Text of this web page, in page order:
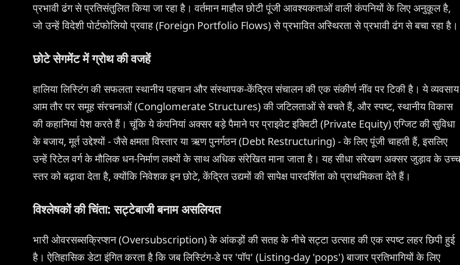
प्रभावी ढंग से प्रतिसंतुलित किया जा रहा है। वर्तमान माहौल छोटी पूंजी आवश्यकताओं वाली कंपनियों के लिए अनुकूल है,
जो उन्हें विदेशी पोर्टफोलियो प्रवाह (Foreign Portfolio Flows) से प्रभावित अस्थिरता से प्रभावी ढंग से बचा रहा है।
छोटे सेगमेंट में ग्रोथ की वजहें
हालिया लिस्टिंग की सफलता स्थानीय पहचान और संस्थापक-केंद्रित संचालन की एक संकीर्ण नींव पर टिकी है। ये व्यवसाय
आम तौर पर समूह संरचनाओं (Conglomerate Structures) की जटिलताओं से बचते हैं, और स्पष्ट, स्थानीय विकास
की कहानियां पेश करते हैं। चूंकि ये कंपनियां अक्सर बड़े पैमाने पर प्राइवेट इक्विटी (Private Equity) एग्जिट की सुविधा
के बजाय, मूर्त उद्देश्यों - जैसे क्षमता विस्तार या ऋण पुनर्गठन (Debt Restructuring) - के लिए पूंजी चाहती हैं, इसलिए
उन्हें रिटेल वर्ग के मौलिक धन-निर्माण लक्ष्यों के साथ अधिक संरेखित माना जाता है। यह सीधा संरेखण अक्सर जुड़ाव के उच्च
स्तर को बढ़ावा देता है, क्योंकि निवेशक इन छोटे, केंद्रित उद्यमों की सापेक्ष पारदर्शिता को प्राथमिकता देते हैं।
विश्लेषकों की चिंता: सट्टेबाजी बनाम असलियत
भारी ओवरसब्सक्रिप्शन (Oversubscription) के आंकड़ों की सतह के नीचे सट्टा उत्साह की एक स्पष्ट लहर छिपी हुई
है। ऐतिहासिक डेटा इंगित करता है कि जब लिस्टिंग-डे पर 'पॉप' (Listing-day 'pops') बाजार प्रतिभागियों के लिए